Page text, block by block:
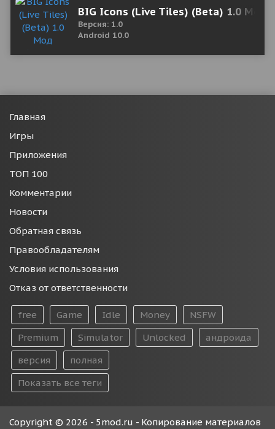
BIG Icons (Live Tiles) (Beta) 1.0 Мод
Версия: 1.0
Android 10.0
Главная
Игры
Приложения
ТОП 100
Комментарии
Новости
Обратная связь
Правообладателям
Условия использования
Отказ от ответственности
free Game Idle Money
NSFW
Premium
Simulator Unlocked
андроида
версия
полная
Показать все теги
Copyright © 2026 - 5mod.ru - Копирование материалов